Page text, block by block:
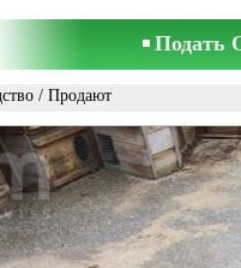
Подать
/ Продают